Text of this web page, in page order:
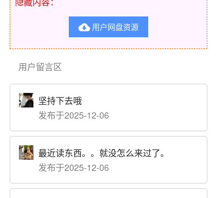
 用户网盘资源
用户留言区
坚持下去哦
发布于2025-12-06
最近读东西。。就没怎么来过了。
发布于2025-12-06